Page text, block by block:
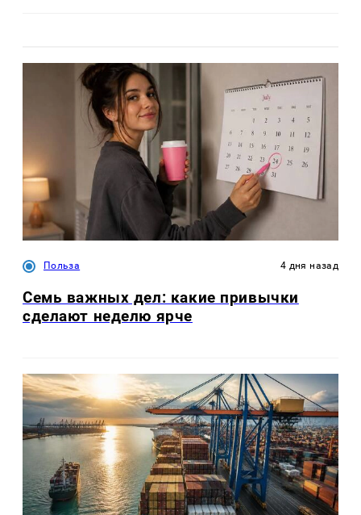
Польза 4 дня назад
Семь важных дел: какие привычки
сделают неделю ярче